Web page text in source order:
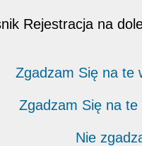
Rejestracja na
Zgadzam Się na te
Zgadzam Się na
Nie